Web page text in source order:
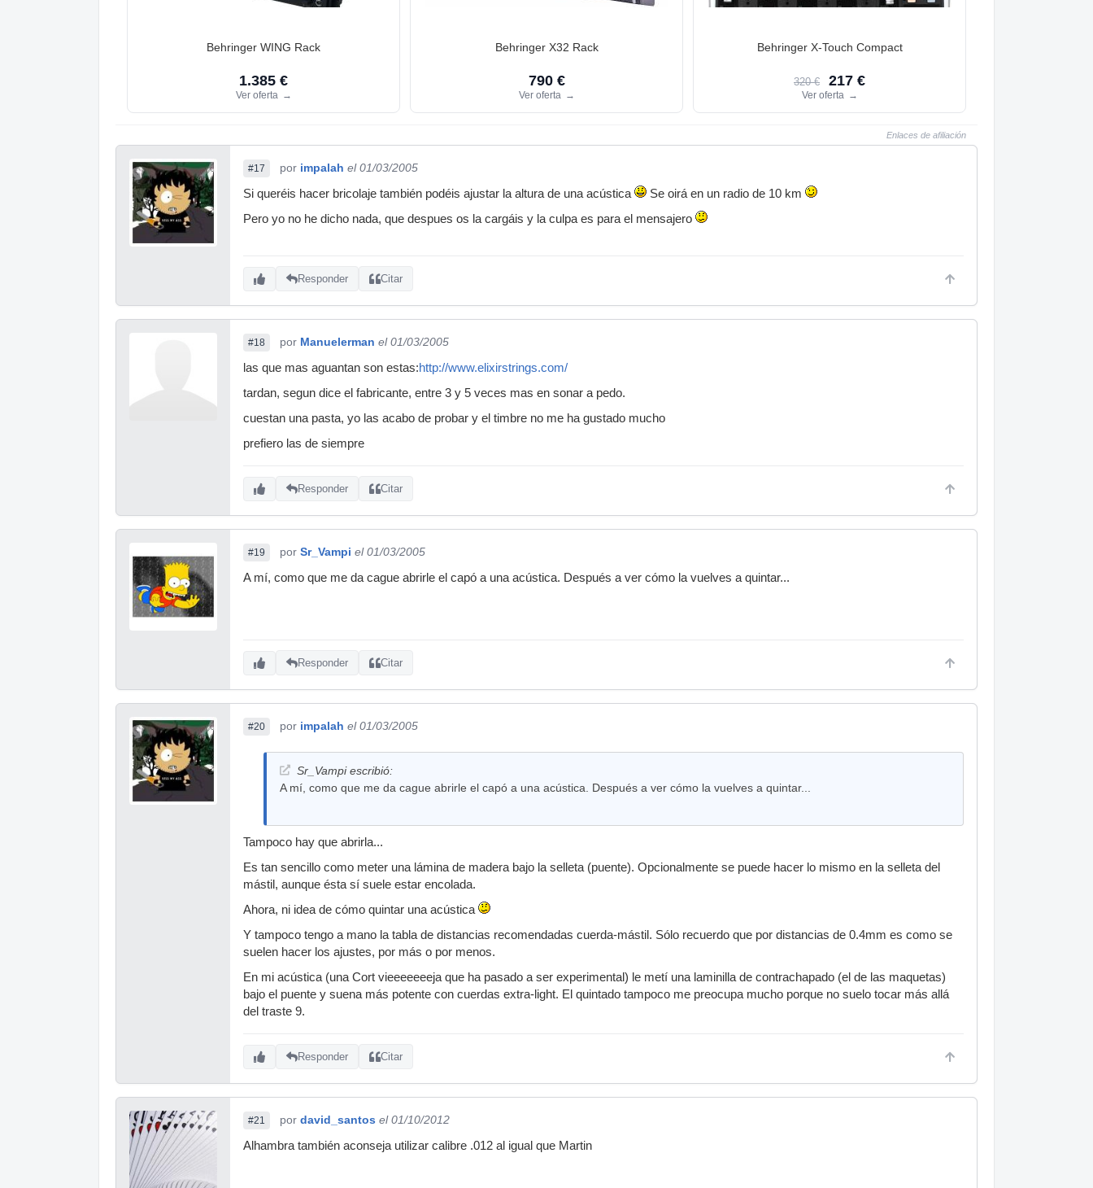
Behringer WING Rack
1.385 €
Ver oferta →
Behringer X32 Rack
790 €
Ver oferta →
Behringer X-Touch Compact
320 € 217 €
Ver oferta →
Enlaces de afiliación
#17 por impalah el 01/03/2005
Si queréis hacer bricolaje también podéis ajustar la altura de una acústica
Se oirá en un radio de 10 km
Pero yo no he dicho nada, que despues os la cargáis y la culpa es para el mensajero
Responder Citar
#18 por Manuelerman el 01/03/2005
las que mas aguantan son estas:http://www.elixirstrings.com/
tardan, segun dice el fabricante, entre 3 y 5 veces mas en sonar a pedo.
cuestan una pasta, yo las acabo de probar y el timbre no me ha gustado mucho
prefiero las de siempre
Responder Citar
#19 por Sr_Vampi el 01/03/2005
A mí, como que me da cague abrirle el capó a una acústica. Después a ver cómo la vuelves a quintar...
Responder Citar
#20 por impalah el 01/03/2005
Sr_Vampi escribió:
A mí, como que me da cague abrirle el capó a una acústica. Después a ver cómo la vuelves a quintar...
Tampoco hay que abrirla...
Es tan sencillo como meter una lámina de madera bajo la selleta (puente). Opcionalmente se puede hacer lo mismo en la selleta del
mástil, aunque ésta sí suele estar encolada.
Ahora, ni idea de cómo quintar una acústica
Y tampoco tengo a mano la tabla de distancias recomendadas cuerda-mástil. Sólo recuerdo que por distancias de 0.4mm es como se
suelen hacer los ajustes, por más o por menos.
En mi acústica (una Cort vieeeeeeeja que ha pasado a ser experimental) le metí una laminilla de contrachapado (el de las maquetas)
bajo el puente y suena más potente con cuerdas extra-light. El quintado tampoco me preocupa mucho porque no suelo tocar más allá
del traste 9.
Responder Citar
#21 por david_santos el 01/10/2012
Alhambra también aconseja utilizar calibre .012 al igual que Martin